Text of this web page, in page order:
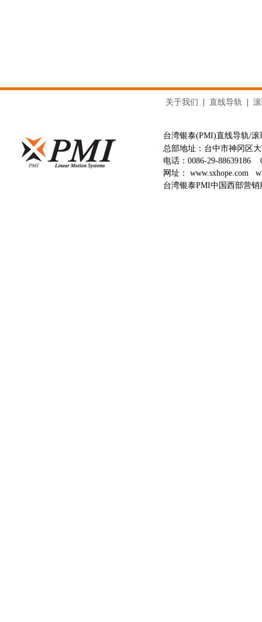
关于我们 直线导轨
台湾银泰(PMI)直线导轨/
总部地址：台中市神冈区
电话： 0086-29-88639186
网址： www.sxhope.com
台湾银泰PMI中国西部营